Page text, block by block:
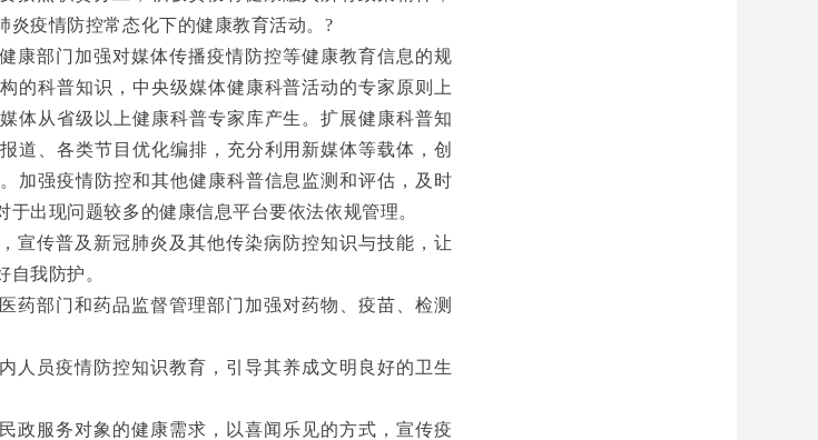
炎疫情防控常态化下的健康教育活动。?
康部门加强对媒体传播疫情防控等健康教育信息的规
的科普知识，中央级媒体健康科普活动的专家原则上
体从省级以上健康科普专家库产生。扩展健康科普知
道、各类节目优化编排，充分利用新媒体等载体，创
加强疫情防控和其他健康科普信息监测和评估，及时
出现问题较多的健康信息平台要依法依规管理。
宣传普及新冠肺炎及其他传染病防控知识与技能，让
我防护。
药部门和药品监督管理部门加强对药物、疫苗、检测
人员疫情防控知识教育，引导其养成文明良好的卫生
政服务对象的健康需求，以喜闻乐见的方式，宣传疫